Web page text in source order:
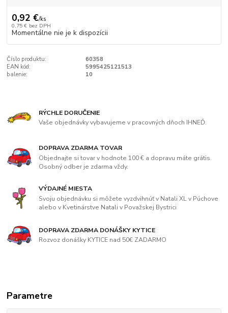
0,92 €/ks
0,75 € bez DPH
Momentálne nie je k dispozícii
Číslo produktu:
60358
EAN kód:
5995425121513
balenie:
10
RÝCHLE DORUČENIE
Vaše objednávky vybavujeme v pracovných dňoch IHNEĎ.
DOPRAVA ZDARMA TOVAR
Objednajte si tovar v hodnote 100 € a dopravu máte grátis.
Osobný odber je zdarma vždy.
VÝDAJNÉ MIESTA
Svoju objednávku si môžete vyzdvihnúť v Natali XL v Púchove
alebo v Kvetinárstve Natali v Považskej Bystrici
DOPRAVA ZDARMA DONÁŠKY KYTICE
Rozvoz donášky KYTICE nad 50€ ZADARMO
Parametre